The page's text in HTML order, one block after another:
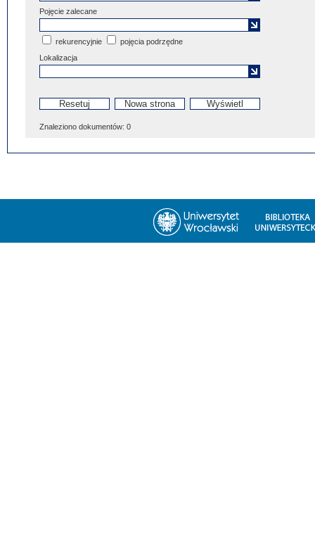
Pojęcie zalecane
rekurencyjnie
pojęcia podrzędne
Lokalizacja
Znaleziono dokumentów: 0